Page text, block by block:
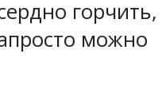
горчить,
можно